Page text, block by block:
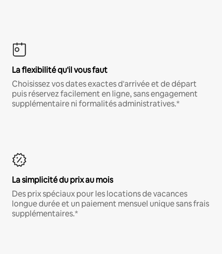
La flexibilité qu'il vous faut
Choisissez vos dates exactes d'arrivée et de départ
puis réservez facilement en ligne, sans engagement
supplémentaire ni formalités administratives.*
La simplicité du prix au mois
Des prix spéciaux pour les locations de vacances
longue durée et un paiement mensuel unique sans frais
supplémentaires.*